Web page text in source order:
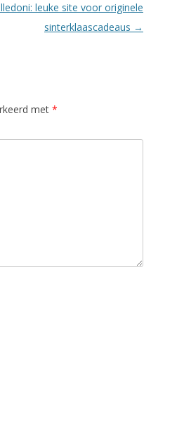
leuke site voor originele
sinterklaascadeaus →
met *